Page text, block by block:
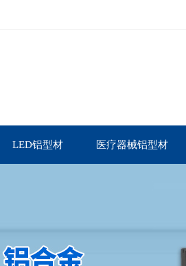
LED铝型材 医疗器械铝型材